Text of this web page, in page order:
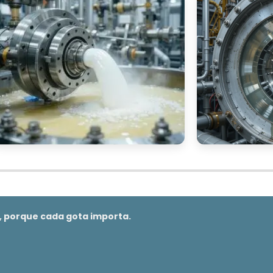
a produtividade, pois permitem processos
que as empresas podem produzir mais em
e aumentando a capacidade de resposta às
de desperdícios
. As centrífugas são capazes de
seriam descartados, permitindo que esses materiais
não apenas melhora a eficiência econômica, mas
regulamentações sanitárias, protegendo a saúde do
porque cada gota importa.